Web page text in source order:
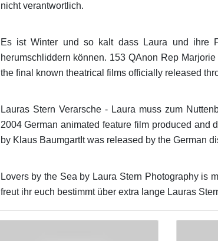
nicht verantwortlich.
Es ist Winter und so kalt dass Laura und ihre
herumschliddern können. 153 QAnon Rep
the final known theatrical films officially released
Lauras Stern Verarsche - Laura muss zum
2004 German animated feature film produced and
by Klaus BaumgartIt was released by the German
Lovers by the Sea by Laura Stern Photography is
freut ihr euch bestimmt über extra lange Lauras